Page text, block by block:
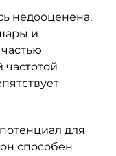
недооценена,
и
частотой
для
способен